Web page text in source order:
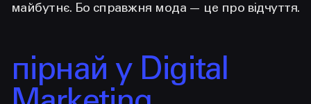
майбутнє. Бо справжня мода — це про відчуття.
пірнай у Digital